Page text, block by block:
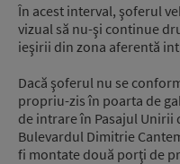
În acest interval, şoferul
vizual să nu-şi continue
ieşirii din zona aferentă
Dacă şoferul nu se
propriu-zis în poarta de
de intrare în Pasajul
Bulevardul Dimitrie
fi montate două porţi de